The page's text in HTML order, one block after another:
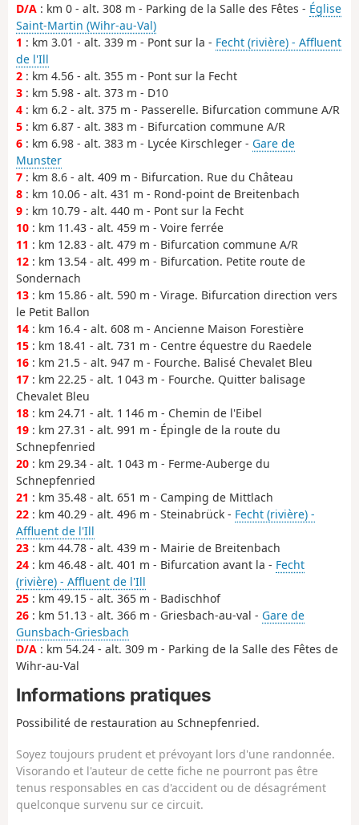
D/A : km 0 - alt. 308 m - Parking de la Salle des Fêtes - Église
Saint-Martin (Wihr-au-Val)
1 : km 3.01 - alt. 339 m - Pont sur la - Fecht (rivière) - Affluent
de l'Ill
2 : km 4.56 - alt. 355 m - Pont sur la Fecht
3 : km 5.98 - alt. 373 m - D10
4 : km 6.2 - alt. 375 m - Passerelle. Bifurcation commune A/R
5 : km 6.87 - alt. 383 m - Bifurcation commune A/R
6 : km 6.98 - alt. 383 m - Lycée Kirschleger - Gare de
Munster
7 : km 8.6 - alt. 409 m - Bifurcation. Rue du Château
8 : km 10.06 - alt. 431 m - Rond-point de Breitenbach
9 : km 10.79 - alt. 440 m - Pont sur la Fecht
10 : km 11.43 - alt. 459 m - Voire ferrée
11 : km 12.83 - alt. 479 m - Bifurcation commune A/R
12 : km 13.54 - alt. 499 m - Bifurcation. Petite route de
Sondernach
13 : km 15.86 - alt. 590 m - Virage. Bifurcation direction vers
le Petit Ballon
14 : km 16.4 - alt. 608 m - Ancienne Maison Forestière
15 : km 18.41 - alt. 731 m - Centre équestre du Raedele
16 : km 21.5 - alt. 947 m - Fourche. Balisé Chevalet Bleu
17 : km 22.25 - alt. 1 043 m - Fourche. Quitter balisage
Chevalet Bleu
18 : km 24.71 - alt. 1 146 m - Chemin de l'Eibel
19 : km 27.31 - alt. 991 m - Épingle de la route du
Schnepfenried
20 : km 29.34 - alt. 1 043 m - Ferme-Auberge du
Schnepfenried
21 : km 35.48 - alt. 651 m - Camping de Mittlach
22 : km 40.29 - alt. 496 m - Steinabrück - Fecht (rivière) -
Affluent de l'Ill
23 : km 44.78 - alt. 439 m - Mairie de Breitenbach
24 : km 46.48 - alt. 401 m - Bifurcation avant la - Fecht
(rivière) - Affluent de l'Ill
25 : km 49.15 - alt. 365 m - Badischhof
26 : km 51.13 - alt. 366 m - Griesbach-au-val - Gare de
Gunsbach-Griesbach
D/A : km 54.24 - alt. 309 m - Parking de la Salle des Fêtes de
Wihr-au-Val
Informations pratiques
Possibilité de restauration au Schnepfenried.
Soyez toujours prudent et prévoyant lors d'une randonnée.
Visorando et l'auteur de cette fiche ne pourront pas être
tenus responsables en cas d'accident ou de désagrément
quelconque survenu sur ce circuit.